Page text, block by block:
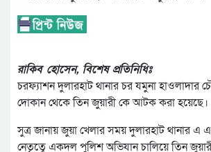
রাকিব হোসেন, বিশেষ প্রতিনিধিঃ
চরফ্যাশন দুলারহাট থানার চর যমুনা হাওলাদার
দোকান থেকে তিন জুয়ারী কে আটক করা হয়েছে।
সুত্র জানায় জুয়া খেলার সময় দুলারহাট থানার
নেতৃত্বে একদল পুলিশ অভিযান চালিয়ে তিন